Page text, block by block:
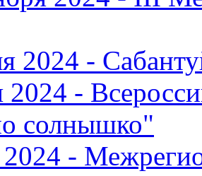
2024 -
-
солнышко"
2024 -